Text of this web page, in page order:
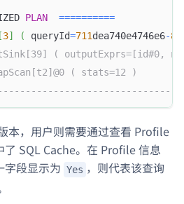
PLAN ==========
[3] ( queryId=711dea740e4746e6-8
(
(
本，用户则需要通过查看 Profile
SQL Cache。在 Profile 信息
字段显示为 Yes ，则代表该查询